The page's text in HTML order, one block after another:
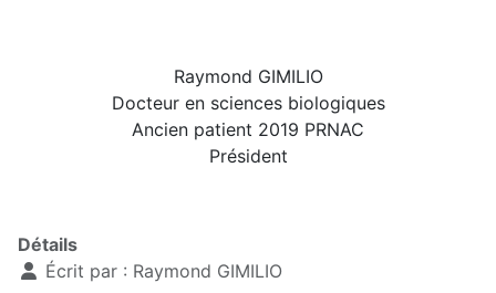
Raymond GIMILIO
Docteur en sciences biologiques
Ancien patient 2019 PRNAC
Président
Détails
Écrit par : Raymond GIMILIO